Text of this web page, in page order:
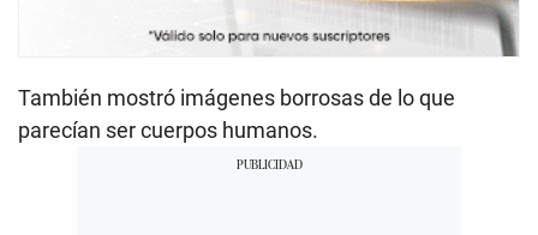
También mostró imágenes borrosas de lo que
parecían ser cuerpos humanos.